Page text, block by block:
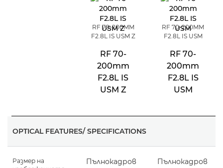
RF 70-200MM
F2.8L IS USM Z
RF 70-
200mm
F2.8L IS
USM Z
RF 70-200MM
F2.8L IS USM
RF 70-
200mm
F2.8L IS
USM
OPTICAL FEATURES/ SPECIFICATIONS
Размер на
Пълнокадров Пълнокадров